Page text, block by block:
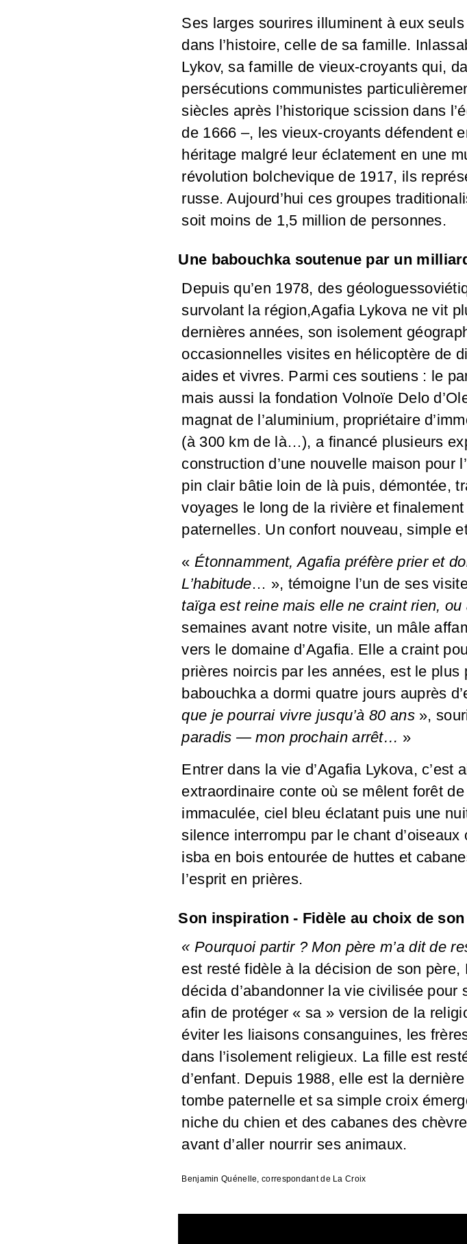
Ses larges sourires illuminent à eux
dans l’histoire, celle de sa famille.
Lykov, sa famille de vieux-croyants qui,
persécutions communistes
siècles après l’historique scission dans
de 1666 –, les vieux-croyants défendent
héritage malgré leur éclatement en une
révolution bolchevique de 1917, ils
russe. Aujourd’hui ces groupes
soit moins de 1,5 million de personnes.
Une babouchka soutenue par un
Depuis qu’en 1978, des
survolant la région,Agafia Lykova ne vit
dernières années, son isolement
occasionnelles visites en hélicoptère de
aides et vivres. Parmi ces soutiens : le
mais aussi la fondation Volnoïe Delo
magnat de l’aluminium, propriétaire
(à 300 km de là…), a financé plusieurs
construction d’une nouvelle maison pour
pin clair bâtie loin de là puis, démontée,
voyages le long de la rivière et
paternelles. Un confort nouveau, simple
« Étonnamment, Agafia préfère prier et
L’habitude… », témoigne l’un de ses
taïga est reine mais elle ne craint rien,
semaines avant notre visite, un mâle
vers le domaine d’Agafia. Elle a craint
prières noircis par les années, est le
babouchka a dormi quatre jours auprès
que je pourrai vivre jusqu’à 80 ans »,
paradis — mon prochain arrêt… »
Entrer dans la vie d’Agafia Lykova, c’est
extraordinaire conte où se mêlent forêt
immaculée, ciel bleu éclatant puis une
silence interrompu par le chant d’oiseaux
isba en bois entourée de huttes et
l’esprit en prières.
Son inspiration - Fidèle au choix de
« Pourquoi partir ? Mon père m’a dit de
est resté fidèle à la décision de son père,
décida d’abandonner la vie civilisée
afin de protéger « sa » version de la
éviter les liaisons consanguines, les
dans l’isolement religieux. La fille est
d’enfant. Depuis 1988, elle est la
tombe paternelle et sa simple croix
niche du chien et des cabanes des
avant d’aller nourrir ses animaux.
Benjamin Quénelle, correspondant de La Croix